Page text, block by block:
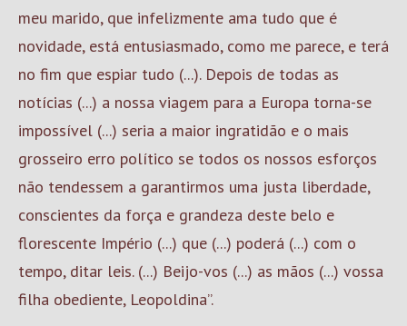
meu marido, que infelizmente ama tudo que é
novidade, está entusiasmado, como me parece, e terá
no fim que espiar tudo (...). Depois de todas as
notícias (...) a nossa viagem para a Europa torna-se
impossível (...) seria a maior ingratidão e o mais
grosseiro erro político se todos os nossos esforços
não tendessem a garantirmos uma justa liberdade,
conscientes da força e grandeza deste belo e
florescente Império (...) que (...) poderá (...) com o
tempo, ditar leis. (...) Beijo-vos (...) as mãos (...) vossa
filha obediente, Leopoldina”.